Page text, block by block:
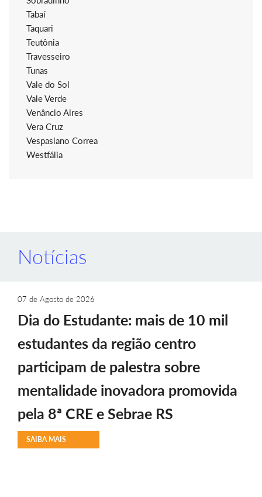
Tabaí
Taquari
Teutônia
Travesseiro
Tunas
Vale do Sol
Vale Verde
Venâncio Aires
Vera Cruz
Vespasiano Correa
Westfália
Notícias
07 de Agosto de 2026
Dia do Estudante: mais de 10 mil
estudantes da região centro
participam de palestra sobre
mentalidade inovadora promovida
pela 8ª CRE e Sebrae RS
SAIBA MAIS